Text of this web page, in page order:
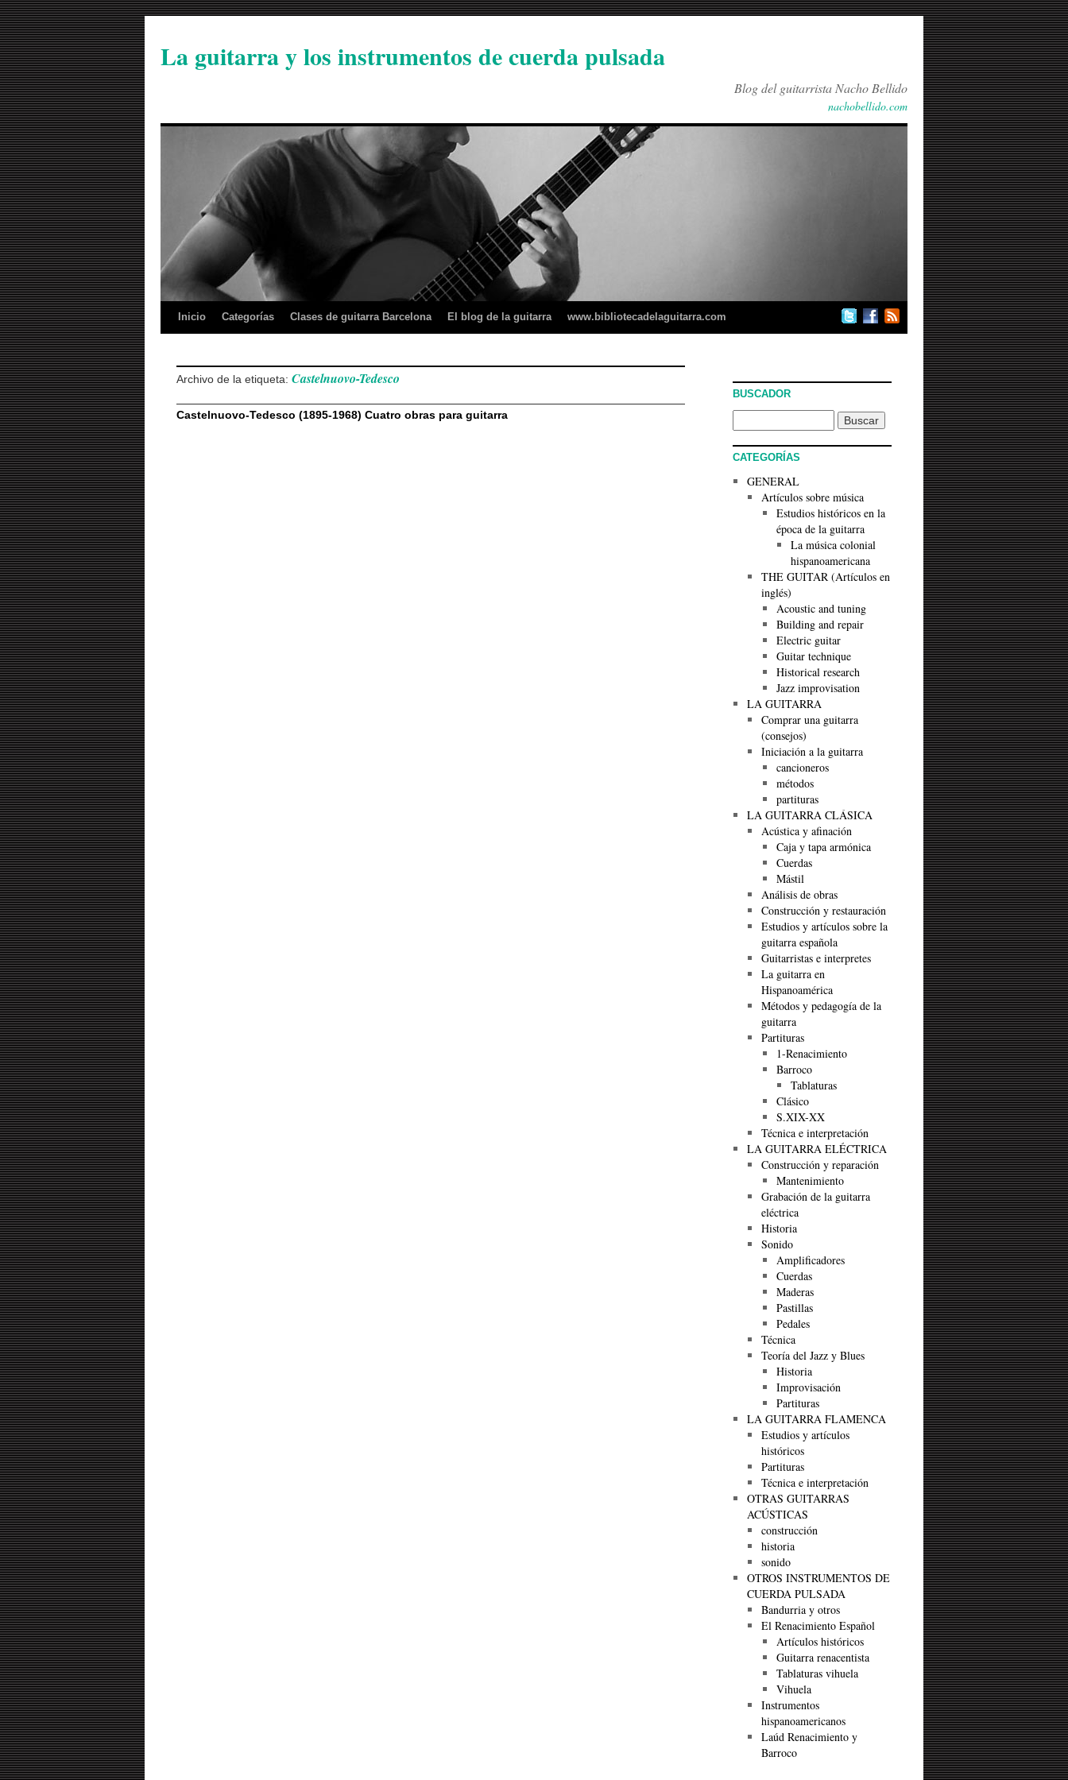
La guitarra y los instrumentos de cuerda pulsada
Blog del guitarrista Nacho Bellido
nachobellido.com
Inicio Categorías Clases de guitarra Barcelona El blog de la guitarra www.bibliotecadelaguitarra.com
Archivo de la etiqueta: Castelnuovo-Tedesco
Castelnuovo-Tedesco (1895-1968) Cuatro obras para guitarra
BUSCADOR
CATEGORÍAS
GENERAL
Artículos sobre música
Estudios históricos en la
época de la guitarra
La música colonial
hispanoamericana
THE GUITAR (Artículos en
inglés)
Acoustic and tuning
Building and repair
Electric guitar
Guitar technique
Historical research
Jazz improvisation
LA GUITARRA
Comprar una guitarra
(consejos)
Iniciación a la guitarra
cancioneros
métodos
partituras
LA GUITARRA CLÁSICA
Acústica y afinación
Caja y tapa armónica
Cuerdas
Mástil
Análisis de obras
Construcción y restauración
Estudios y artículos sobre la
guitarra española
Guitarristas e interpretes
La guitarra en
Hispanoamérica
Métodos y pedagogía de la
guitarra
Partituras
1-Renacimiento
Barroco
Tablaturas
Clásico
S.XIX-XX
Técnica e interpretación
LA GUITARRA ELÉCTRICA
Construcción y reparación
Mantenimiento
Grabación de la guitarra
eléctrica
Historia
Sonido
Amplificadores
Cuerdas
Maderas
Pastillas
Pedales
Técnica
Teoría del Jazz y Blues
Historia
Improvisación
Partituras
LA GUITARRA FLAMENCA
Estudios y artículos
históricos
Partituras
Técnica e interpretación
OTRAS GUITARRAS
ACÚSTICAS
construcción
historia
sonido
OTROS INSTRUMENTOS DE
CUERDA PULSADA
Bandurria y otros
El Renacimiento Español
Artículos históricos
Guitarra renacentista
Tablaturas vihuela
Vihuela
Instrumentos
hispanoamericanos
Laúd Renacimiento y
Barroco